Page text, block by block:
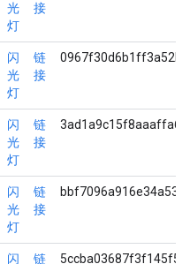
光
灯
接
闪
光
灯
链
接
闪
光
灯
链
接
闪
光
灯
链
接
闪
链